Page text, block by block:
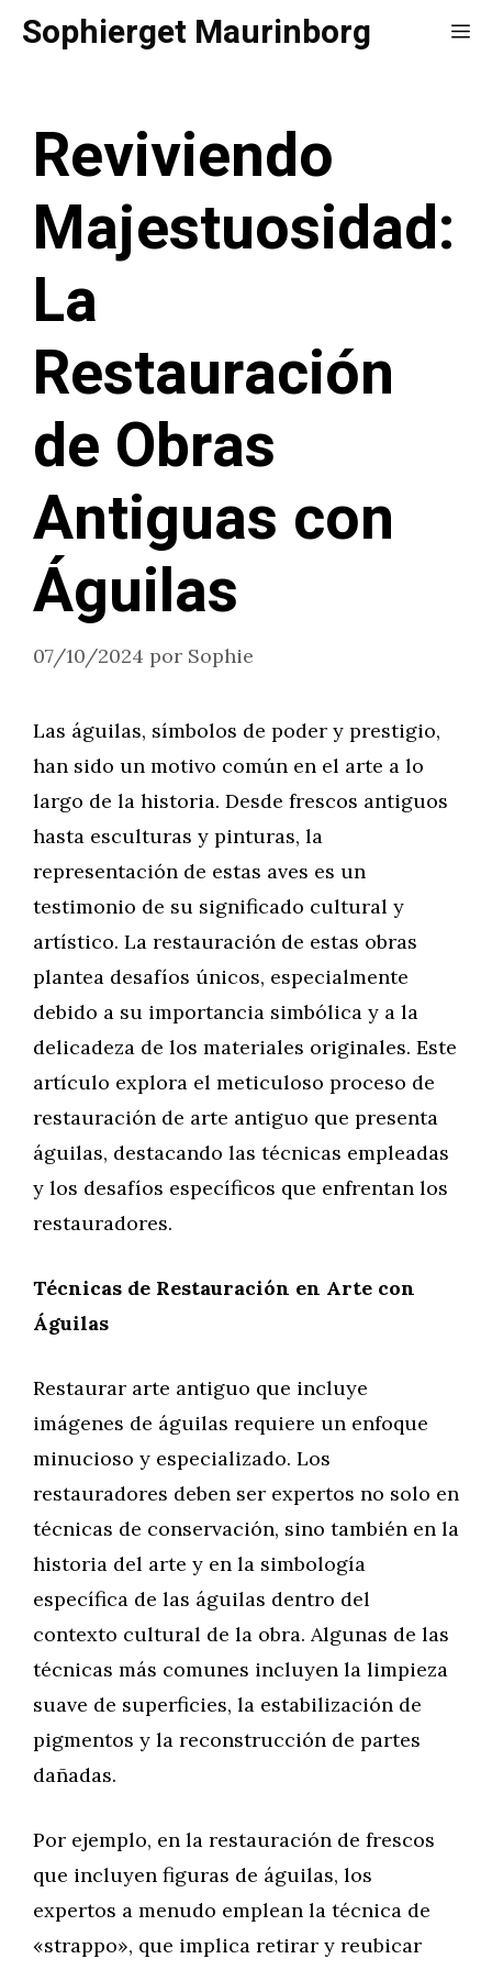
SaltarSophierget Maurinborg
Reviviendo
Majestuosidad:
La
Restauración
de Obras
Antiguas con
Águilas
07/10/2024 por Sophie
Las águilas, símbolos de poder y prestigio,
han sido un motivo común en el arte a lo
largo de la historia. Desde frescos antiguos
hasta esculturas y pinturas, la
representación de estas aves es un
testimonio de su significado cultural y
artístico. La restauración de estas obras
plantea desafíos únicos, especialmente
debido a su importancia simbólica y a la
delicadeza de los materiales originales. Este
artículo explora el meticuloso proceso de
restauración de arte antiguo que presenta
águilas, destacando las técnicas empleadas
y los desafíos específicos que enfrentan los
restauradores.
Técnicas de Restauración en Arte con
Águilas
Restaurar arte antiguo que incluye
imágenes de águilas requiere un enfoque
minucioso y especializado. Los
restauradores deben ser expertos no solo en
técnicas de conservación, sino también en la
historia del arte y en la simbología
específica de las águilas dentro del
contexto cultural de la obra. Algunas de las
técnicas más comunes incluyen la limpieza
suave de superficies, la estabilización de
pigmentos y la reconstrucción de partes
dañadas.
Por ejemplo, en la restauración de frescos
que incluyen figuras de águilas, los
expertos a menudo emplean la técnica de
«strappo», que implica retirar y reubicar